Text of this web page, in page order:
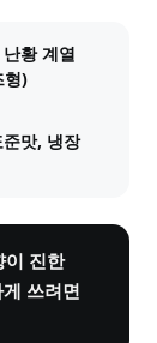
황 계열
형)
맛, 냉장
이 진한
쓰려면